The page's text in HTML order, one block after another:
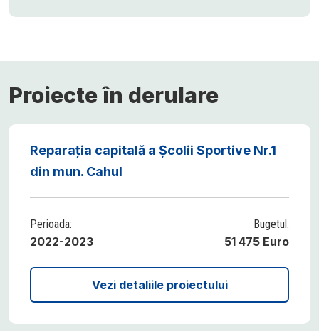
Proiecte în derulare
Reparația capitală a Școlii Sportive Nr.1
din mun. Cahul
Perioada:
2022-2023
Bugetul:
51 475 Euro
Vezi detaliile proiectului